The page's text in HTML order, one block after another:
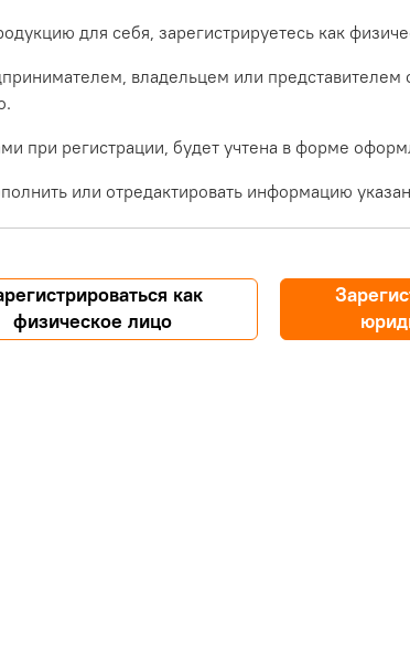
для себя, зарегистрируетесь как
владельцем или
при регистрации, будет учтена в форме
или отредактировать информацию
как
физическое лицо